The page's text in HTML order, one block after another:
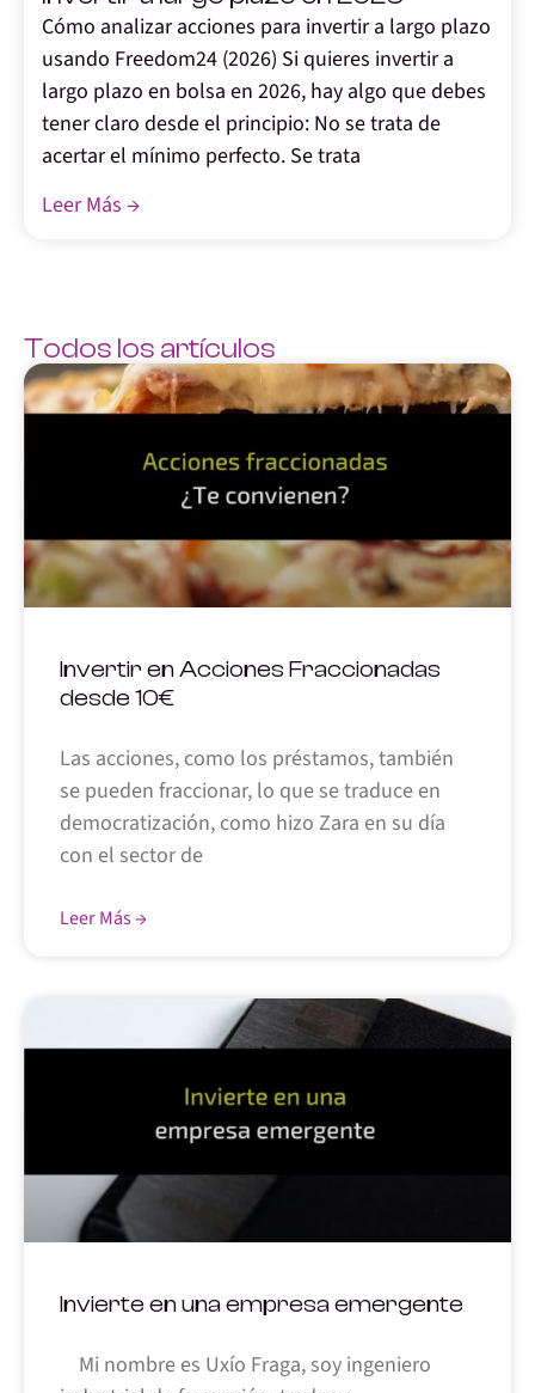
Cómo analizar acciones para invertir a largo plazo
usando Freedom24 (2026) Si quieres invertir a
largo plazo en bolsa en 2026, hay algo que debes
tener claro desde el principio: No se trata de
acertar el mínimo perfecto. Se trata
Leer Más →
Todos los artículos
Invertir en Acciones Fraccionadas
desde 10€
Las acciones, como los préstamos, también
se pueden fraccionar, lo que se traduce en
democratización, como hizo Zara en su día
con el sector de
Leer Más →
Invierte en una empresa emergente
Mi nombre es Uxío Fraga, soy ingeniero